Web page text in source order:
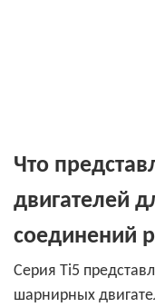
Что
двигателей
соединений
Серия Ti5
шарнирных